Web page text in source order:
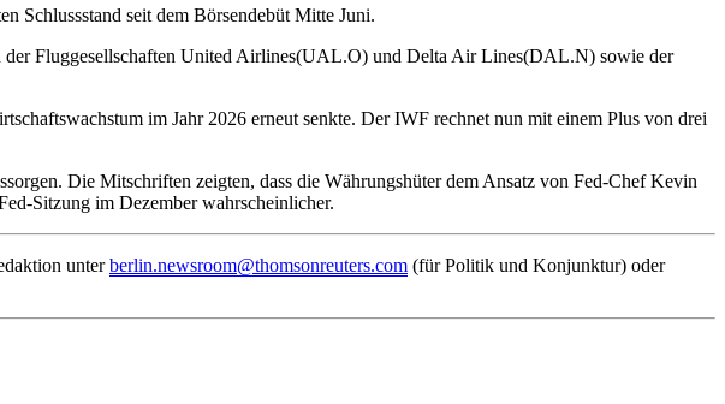
Schlussstand seit dem Börsendebüt Mitte Juni.
der Fluggesellschaften United Airlines(UAL.O) und Delta Air Lines(DAL.N) sowie der
im Jahr 2026 erneut senkte. Der IWF rechnet nun mit einem Plus von drei
Die Mitschriften zeigten, dass die Währungshüter dem Ansatz von Fed-Chef Kevin
Sitzung im Dezember wahrscheinlicher.
unterberlin.newsroom@thomsonreuters.com (für Politik und Konjunktur) oder